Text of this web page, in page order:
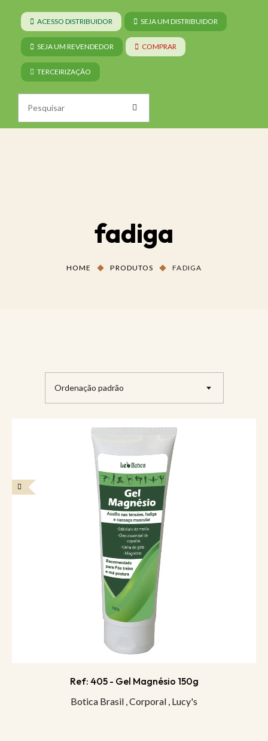
ACESSO DISTRIBUIDOR SEJA UM DISTRIBUIDOR
SEJA UM REVENDEDOR COMPRAR
TERCEIRIZAÇÃO
fadiga
HOME PRODUTOS FADIGA
Ordenação padrão
Ref: 405 - Gel Magnésio 150g
Botica Brasil ,Corporal , Lucy's